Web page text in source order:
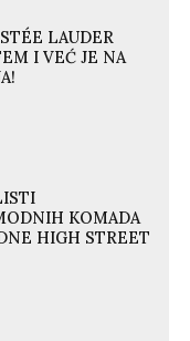
LAUDER
I VEĆ JE NA
KOMADA
HIGH STREET